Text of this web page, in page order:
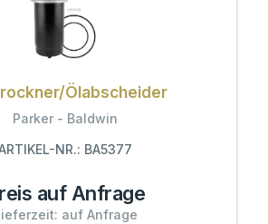
Ölabscheider
Parker - Baldwin
NR.: BA5377
auf Anfrage
auf Anfrage